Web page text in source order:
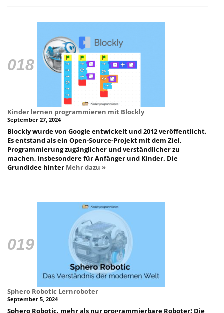
Kinder lernen programmieren mit Blockly
September 27, 2024
Blockly wurde von Google entwickelt und 2012 veröffentlicht.
Es entstand als ein Open-Source-Projekt mit dem Ziel,
Programmierung zugänglicher und verständlicher zu
machen, insbesondere für Anfänger und Kinder. Die
Grundidee hinter Mehr dazu »
Sphero Robotic Lernroboter
September 5, 2024
Sphero Robotic, mehr als nur programmierbare Roboter! Die